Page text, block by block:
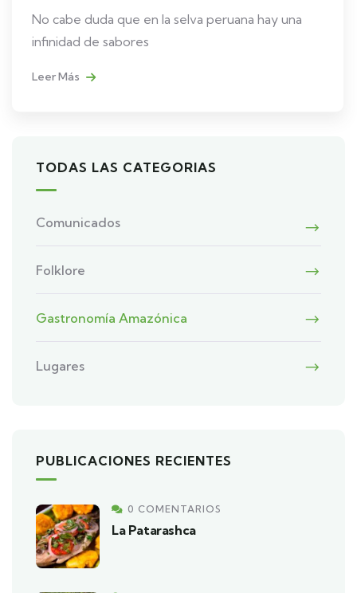
No cabe duda que en la selva peruana hay una
infinidad de sabores
Leer Más
TODAS LAS CATEGORIAS
Comunicados
Folklore
Gastronomía Amazónica
Lugares
PUBLICACIONES RECIENTES
0 COMENTARIOS
La Patarashca